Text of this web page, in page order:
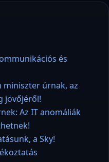
és
miniszter úrnak, az
jövőjéről!
Az IT anomáliák
a Sky!